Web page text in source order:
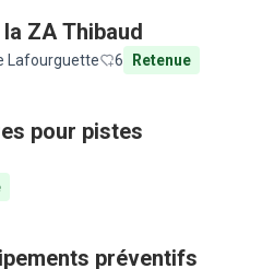
ZA Thibaud
Lafourguette 6 Retenue
pour pistes
préventifs